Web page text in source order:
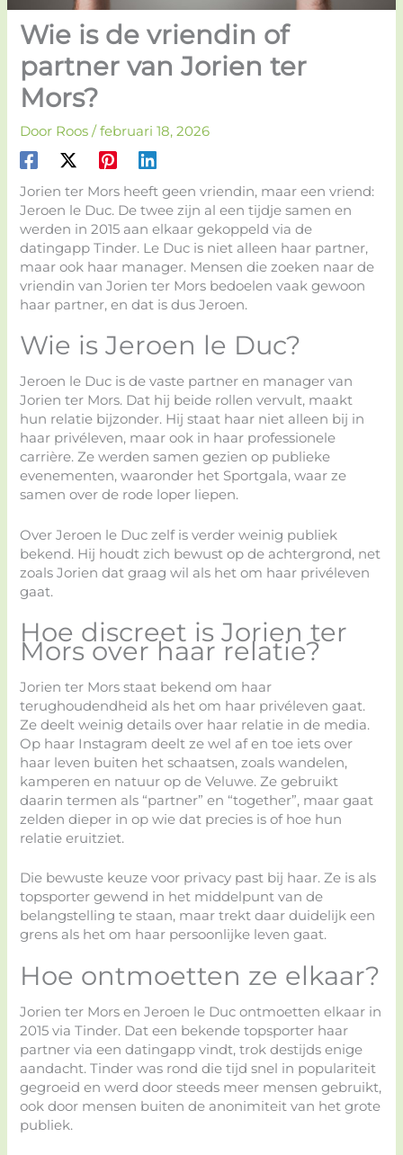
Wie is de vriendin of
partner van Jorien ter
Mors?
Door Roos/februari 18, 2026
Jorien ter Mors heeft geen vriendin, maar een vriend:
Jeroen le Duc. De twee zijn al een tijdje samen en
werden in 2015 aan elkaar gekoppeld via de
datingapp Tinder. Le Duc is niet alleen haar partner,
maar ook haar manager. Mensen die zoeken naar de
vriendin van Jorien ter Mors bedoelen vaak gewoon
haar partner, en dat is dus Jeroen.
Wie is Jeroen le Duc?
Jeroen le Duc is de vaste partner en manager van
Jorien ter Mors. Dat hij beide rollen vervult, maakt
hun relatie bijzonder. Hij staat haar niet alleen bij in
haar privéleven, maar ook in haar professionele
carrière. Ze werden samen gezien op publieke
evenementen, waaronder het Sportgala, waar ze
samen over de rode loper liepen.
Over Jeroen le Duc zelf is verder weinig publiek
bekend. Hij houdt zich bewust op de achtergrond, net
zoals Jorien dat graag wil als het om haar privéleven
gaat.
Hoe discreet is Jorien ter
Mors over haar relatie?
Jorien ter Mors staat bekend om haar
terughoudendheid als het om haar privéleven gaat.
Ze deelt weinig details over haar relatie in de media.
Op haar Instagram deelt ze wel af en toe iets over
haar leven buiten het schaatsen, zoals wandelen,
kamperen en natuur op de Veluwe. Ze gebruikt
daarin termen als “partner” en “together”, maar gaat
zelden dieper in op wie dat precies is of hoe hun
relatie eruitziet.
Die bewuste keuze voor privacy past bij haar. Ze is als
topsporter gewend in het middelpunt van de
belangstelling te staan, maar trekt daar duidelijk een
grens als het om haar persoonlijke leven gaat.
Hoe ontmoetten ze elkaar?
Jorien ter Mors en Jeroen le Duc ontmoetten elkaar in
2015 via Tinder. Dat een bekende topsporter haar
partner via een datingapp vindt, trok destijds enige
aandacht. Tinder was rond die tijd snel in populariteit
gegroeid en werd door steeds meer mensen gebruikt,
ook door mensen buiten de anonimiteit van het grote
publiek.